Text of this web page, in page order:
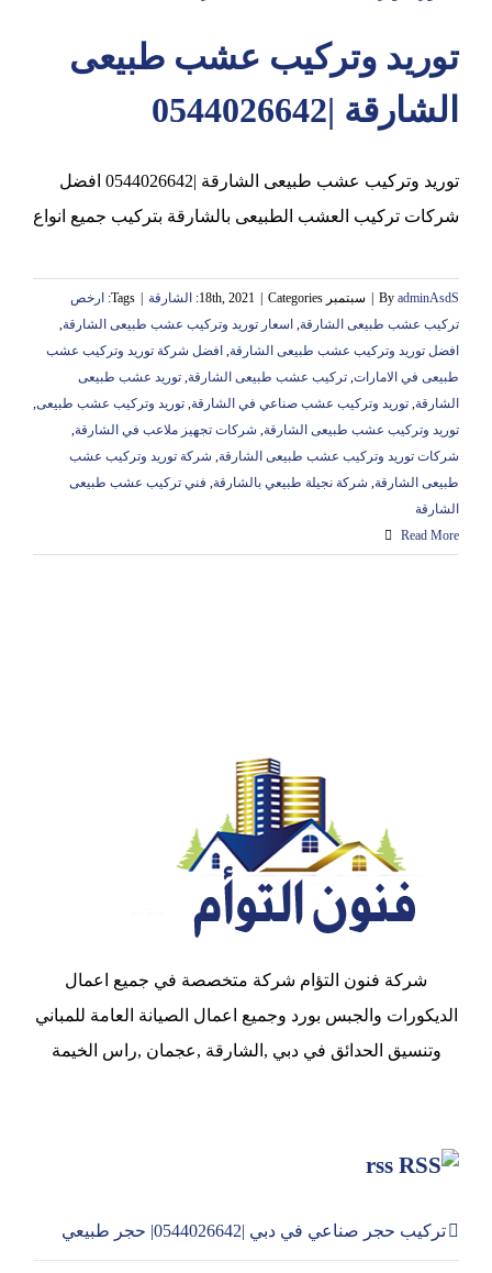
توريد وتركيب عشب طبيعى
الشارقة |0544026642
توريد وتركيب عشب طبيعى الشارقة |0544026642 افضل
شركات تركيب العشب الطبيعى بالشارقة بتركيب جميع انواع
By adminAsdS سبتمبر 18th, 2021 Categories: الشارقة Tags:
ارخص
تركيب عشب طبيعى الشارقة, اسعار توريد وتركيب عشب طبيعى الشارقة,
افضل توريد وتركيب عشب طبيعى الشارقة, افضل شركة توريد وتركيب عشب
طبيعى في الامارات, تركيب عشب طبيعى الشارقة, توريد عشب طبيعى
الشارقة, توريد وتركيب عشب صناعي في الشارقة, توريد وتركيب عشب طبيعى,
توريد وتركيب عشب طبيعى الشارقة, شركات تجهيز ملاعب في الشارقة,
شركات توريد وتركيب عشب طبيعى الشارقة, شركة توريد وتركيب عشب
طبيعى الشارقة, شركة نجيلة طبيعي بالشارقة, فني تركيب عشب طبيعى
الشارقة
Read More
شركة فنون التؤام شركة متخصصة في جميع اعمال
الديكورات والجبس بورد وجميع اعمال الصيانة العامة للمباني
وتنسيق الحدائق في دبي ,الشارقة ,عجمان ,راس الخيمة
rss
تركيب حجر صناعي في دبي |0544026642| حجر طبيعي